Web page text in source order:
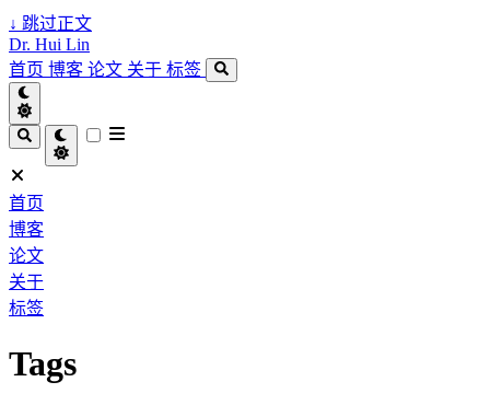
↓ 跳过正文
Dr. Hui Lin
首页 博客 论文 关于 标签
首页
博客
论文
关于
标签
Tags